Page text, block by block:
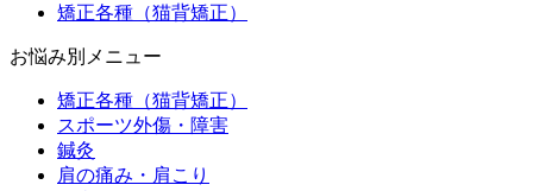
矯正各種（猫背矯正）
お悩み別メニュー
矯正各種（猫背矯正）
スポーツ外傷・障害
鍼灸
肩の痛み・肩こり